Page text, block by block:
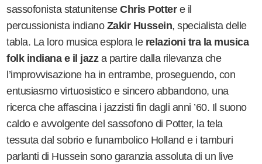
sassofonista statunitenseChris Pottere il
percussionista indiano Zakir Hussein, specialista delle
tabla. La loro musica esplora le relazioni tra la musica
folk indiana e il jazza partire dalla rilevanza che
’improvvisazione ha in entrambe, proseguendo, con
entusiasmo virtuosistico e sincero abbandono, una
ricerca che affascina i jazzisti fin dagli anni ’60. Il suono
caldo e avvolgente del sassofono di Potter, la tela
tessuta dal sobrio e funambolico Holland e i tamburi
parlanti di Hussein sono garanzia assoluta di un live